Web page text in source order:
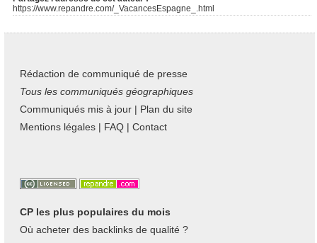
https://www.repandre.com/_VacancesEspagne_.html
Rédaction de communiqué de presse
Tous les communiqués géographiques
Communiqués mis à jour | Plan du site
Mentions légales | FAQ | Contact
CP les plus populaires du mois
Où acheter des backlinks de qualité ?